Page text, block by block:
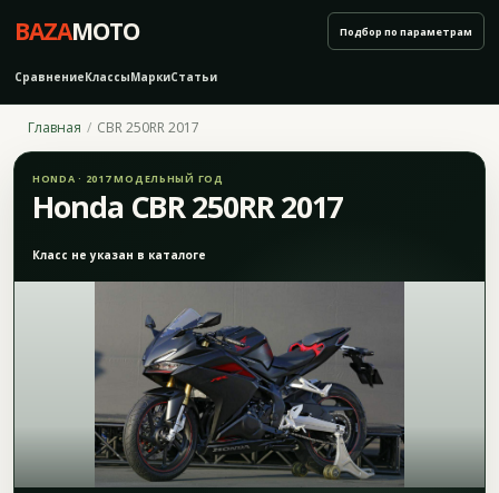
BAZAMOTO
СравнениеКлассыМаркиСтатьи
Подбор по параметрам
Главная CBR 250RR 2017
HONDA · 2017 МОДЕЛЬНЫЙ ГОД
Honda CBR 250RR 2017
Класс не указан в каталоге